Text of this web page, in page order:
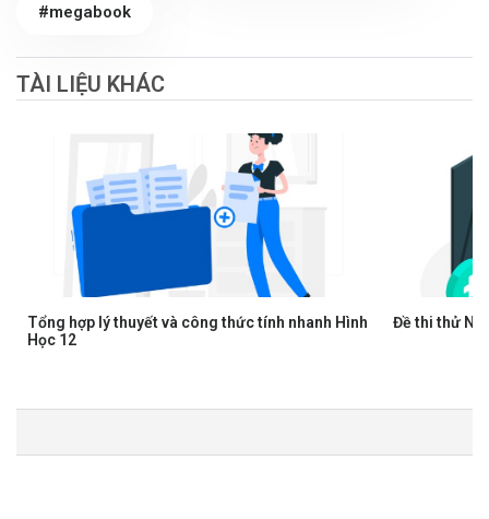
#megabook
TÀI LIỆU KHÁC
Tổng hợp lý thuyết và công thức tính nhanh Hình
Học 12
Đề thi thử